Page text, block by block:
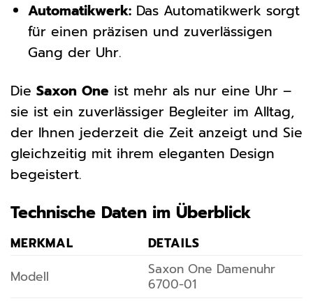
Automatikwerk:Das Automatikwerk sorgt
für einen präzisen und zuverlässigen
Gang der Uhr.
Die Saxon One ist mehr als nur eine Uhr –
sie ist ein zuverlässiger Begleiter im Alltag,
der Ihnen jederzeit die Zeit anzeigt und Sie
gleichzeitig mit ihrem eleganten Design
begeistert.
Technische Daten im Überblick
MERKMAL
DETAILS
Modell
Saxon One Damenuhr
6700-01